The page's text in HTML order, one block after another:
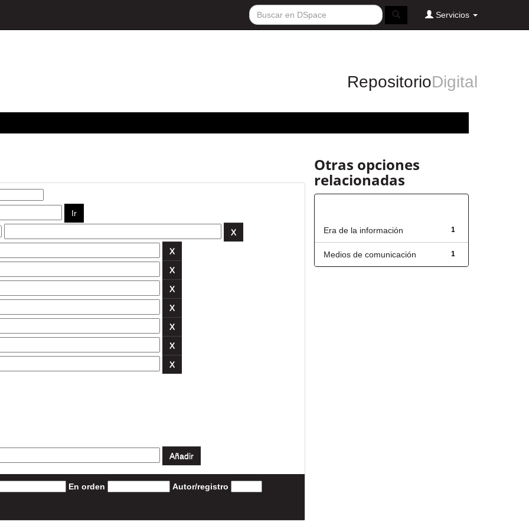
Servicios
RepositorioDigital
En orden Autor/registro
Otras opciones
relacionadas
1
Era de la información
1
Medios de comunicación